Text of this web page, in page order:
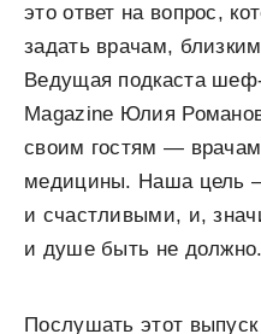
это ответ на вопрос,
задать врачам,
Ведущая подкаста
Magazine Юлия
своим гостям — врачам
медицины. Наша цель
и счастливыми, и,
и душе быть не должно.
Послушать этот